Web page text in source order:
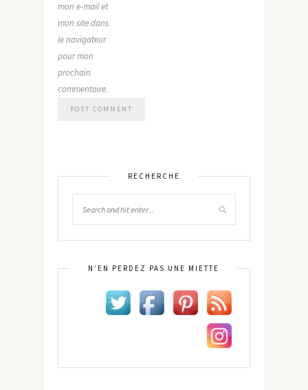
mon e-mail et
mon site dans
le navigateur
pour mon
prochain
commentaire.
RECHERCHE
N’EN PERDEZ PAS UNE MIETTE